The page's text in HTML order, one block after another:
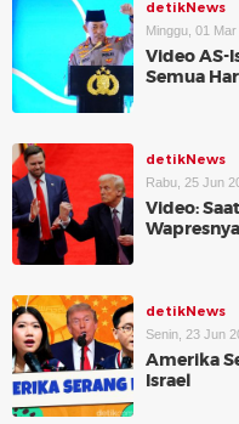
detikNews
Minggu, 01
Video AS-
Semua
detikNews
Rabu, 25 Jun
Video:
detikNews
Senin, 23 Jun
Amerika
Israel